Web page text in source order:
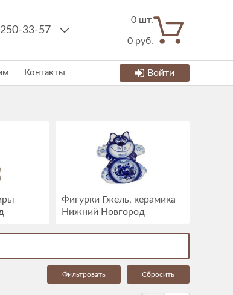
33-57
0 шт.
0 руб.
Контакты Войти
Фигурки Гжель, керамика
Нижний Новгород
Cбросить